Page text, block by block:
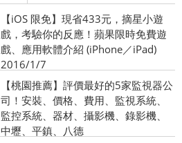
【iOS 限免】現省433元，摘星小遊
戲，考驗你的反應！蘋果限時免費遊
戲、應用軟體介紹 (iPhone／iPad)
2016/1/7
【桃園推薦】評價最好的5家監視器公
司！安裝、價格、費用、監視系統、
監控系統、器材、攝影機、錄影機、
中壢、平鎮、八德